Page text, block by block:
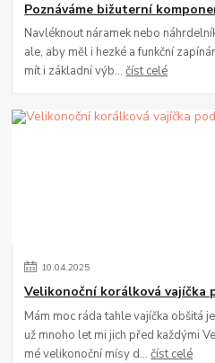
Poznáváme bižuterní
Navléknout náramek nebo
ale, aby měl i hezké a funkční
mít i základní výb...číst celé
10.04.2025
Velikonoční korálková vajíčka
Mám moc ráda tahle vajíčka obšitá
už mnoho let mi jich před každými
mé velikonoční mísy d...číst celé